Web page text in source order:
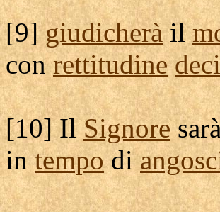
[9]giudicheràil
conrettitudine
[10] IlSignore
intempodi